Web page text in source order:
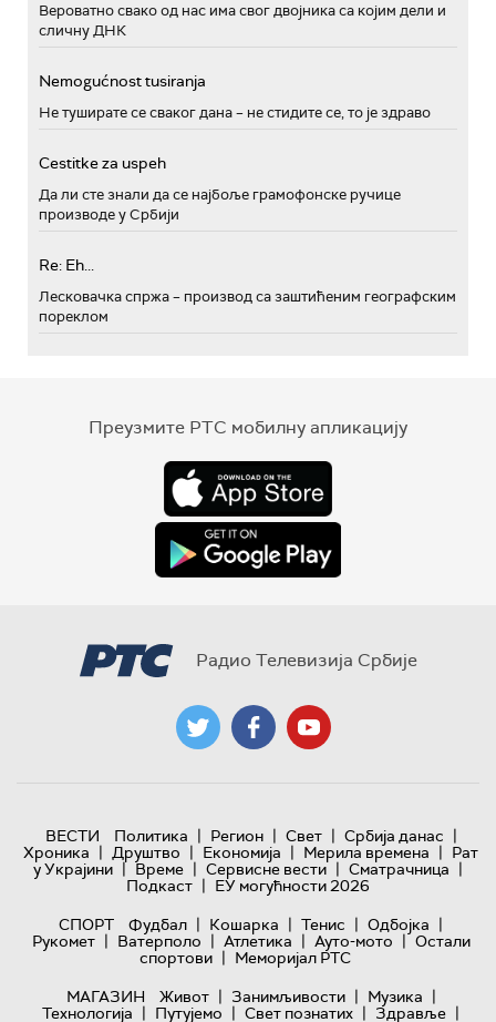
Вероватно свако од нас има свог двојника са којим дели и
сличну ДНК
Nemogućnost tusiranja
Не туширате се сваког дана – не стидите се, то је здраво
Cestitke za uspeh
Да ли сте знали да се најбоље грамофонске ручице
производе у Србији
Re: Eh...
Лесковачка спржа – производ са заштићеним географским
пореклом
Преузмите РТС мобилну апликацију
Радио Телевизија Србије
ВЕСТИ Политика | Регион | Свет | Србија данас |
Хроника | Друштво | Економија | Мерила времена | Рат
у Украјини | Време | Сервисне вести | Сматрачница |
Подкаст | ЕУ могућности 2026
СПОРТ
Фудбал | Кошарка | Тенис | Одбојка |
Рукомет | Ватерполо | Атлетика | Ауто-мото | Остали
спортови | Меморијал РТС
МАГАЗИН
Живот | Занимљивости | Музика |
Технологијa | Путујемо | Свет познатих | Здравље |